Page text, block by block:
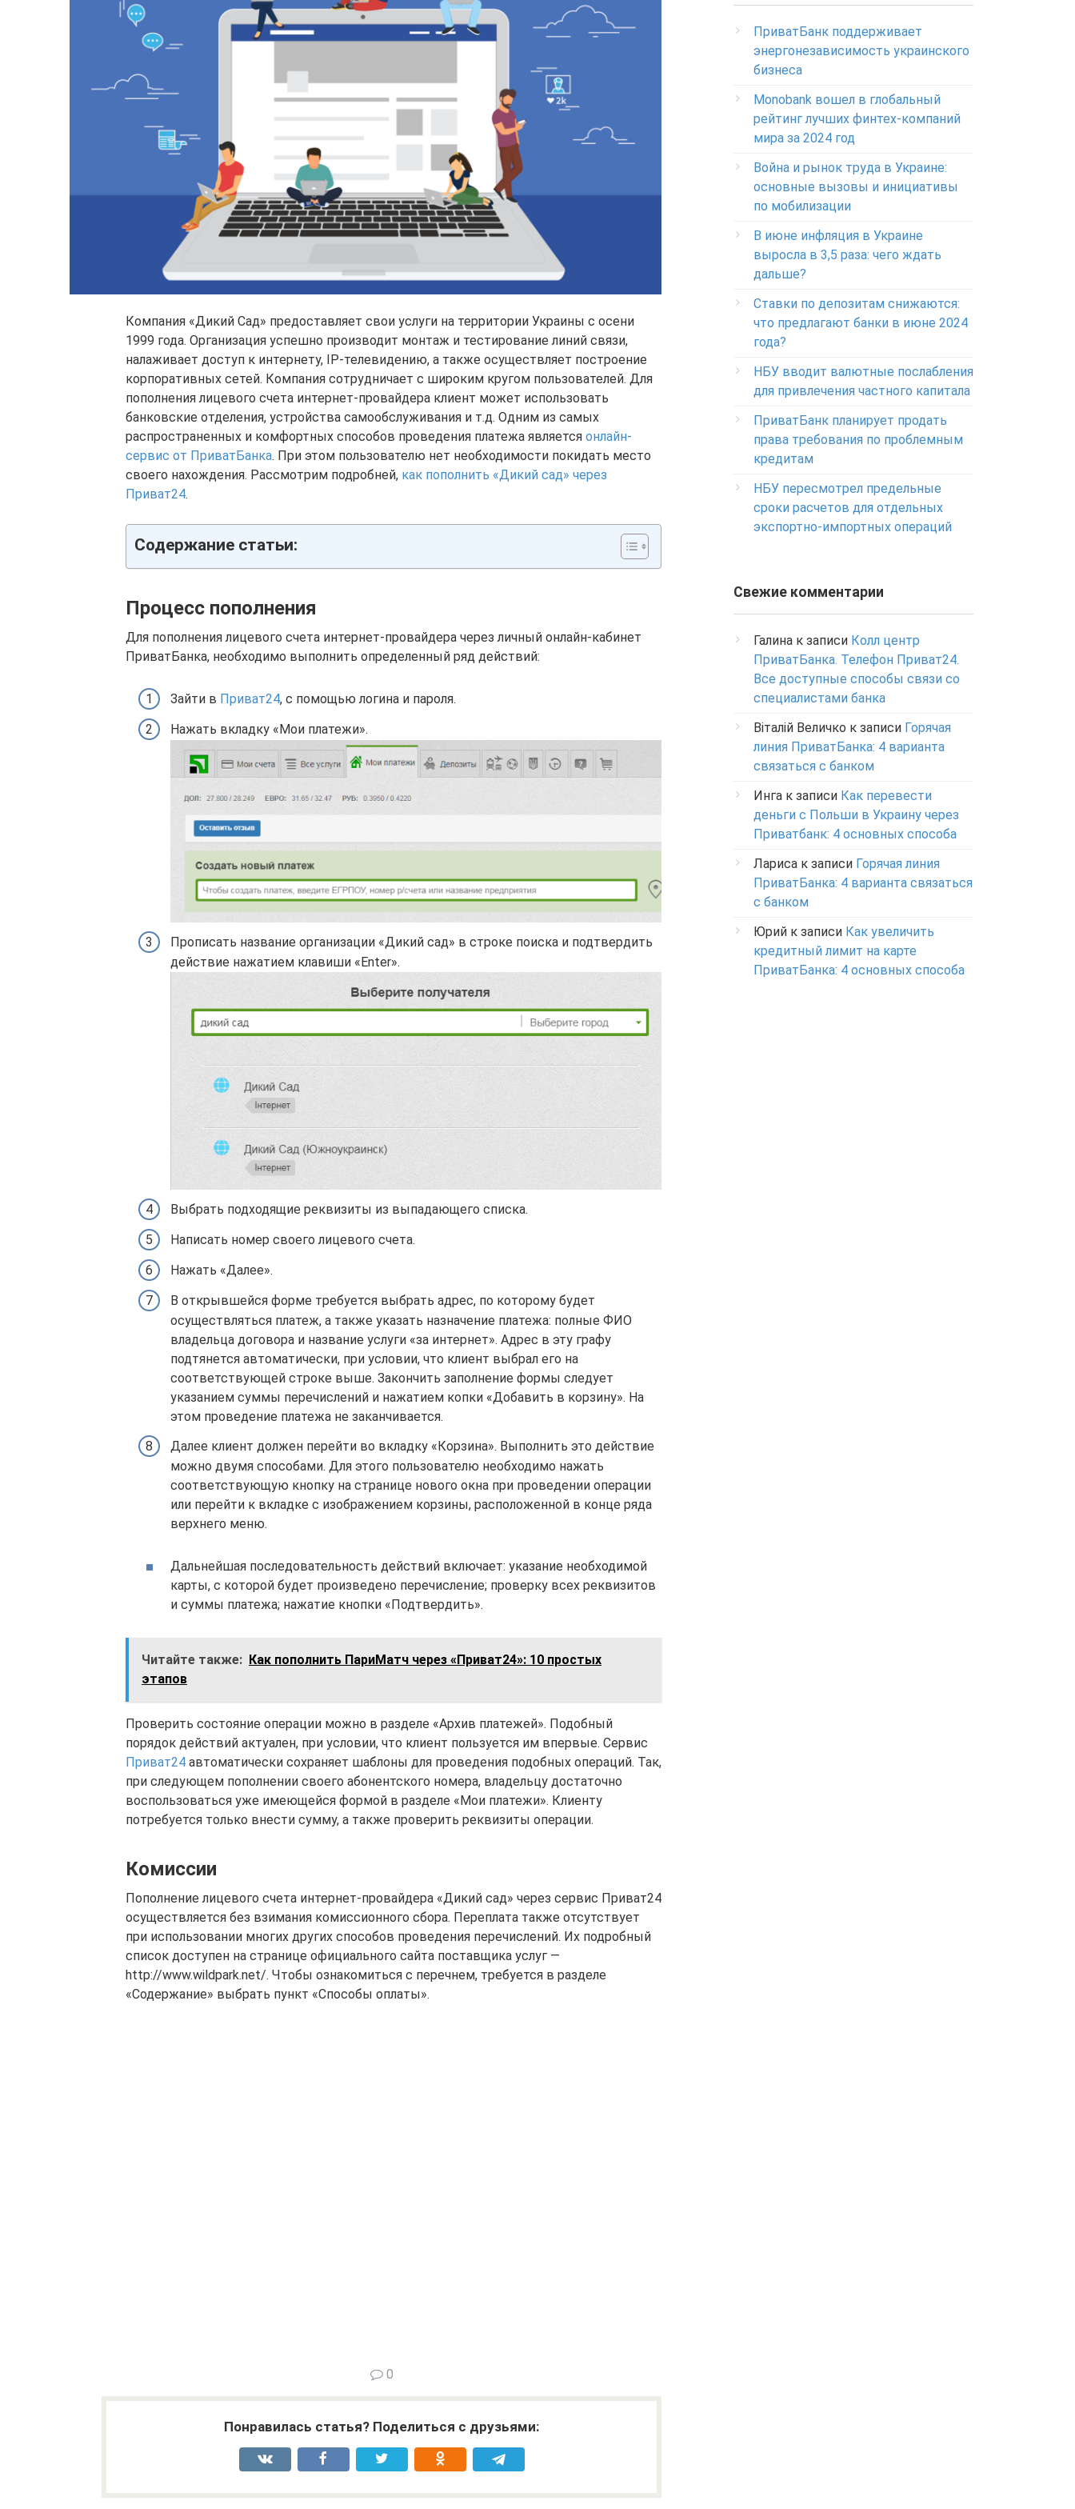
Компания «Дикий Сад» предоставляет свои услуги на территории Украины с осени
1999 года. Организация успешно производит монтаж и тестирование линий связи,
налаживает доступ к интернету, IP-телевидению, а также осуществляет построение
корпоративных сетей. Компания сотрудничает с широким кругом пользователей. Для
пополнения лицевого счета интернет-провайдера клиент может использовать
банковские отделения, устройства самообслуживания и т.д. Одним из самых
распространенных и комфортных способов проведения платежа является онлайн-
сервис от ПриватБанка. При этом пользователю нет необходимости покидать место
своего нахождения. Рассмотрим подробней, как пополнить «Дикий сад» через
Приват24.
Содержание статьи:
Процесс пополнения
Для пополнения лицевого счета интернет-провайдера через личный онлайн-кабинет
ПриватБанка, необходимо выполнить определенный ряд действий:
Зайти в Приват24, с помощью логина и пароля.
Нажать вкладку «Мои платежи».
Прописать название организации «Дикий сад» в строке поиска и подтвердить
действие нажатием клавиши «Enter».
Выбрать подходящие реквизиты из выпадающего списка.
Написать номер своего лицевого счета.
Нажать «Далее».
В открывшейся форме требуется выбрать адрес, по которому будет
осуществляться платеж, а также указать назначение платежа: полные ФИО
владельца договора и название услуги «за интернет». Адрес в эту графу
подтянется автоматически, при условии, что клиент выбрал его на
соответствующей строке выше. Закончить заполнение формы следует
указанием суммы перечислений и нажатием копки «Добавить в корзину». На
этом проведение платежа не заканчивается.
Далее клиент должен перейти во вкладку «Корзина». Выполнить это действие
можно двумя способами. Для этого пользователю необходимо нажать
соответствующую кнопку на странице нового окна при проведении операции
или перейти к вкладке с изображением корзины, расположенной в конце ряда
верхнего меню.
Дальнейшая последовательность действий включает: указание необходимой
карты, с которой будет произведено перечисление; проверку всех реквизитов
и суммы платежа; нажатие кнопки «Подтвердить».
Читайте также: Как пополнить ПариМатч через «Приват24»: 10 простых
этапов
Проверить состояние операции можно в разделе «Архив платежей». Подобный
порядок действий актуален, при условии, что клиент пользуется им впервые. Сервис
Приват24 автоматически сохраняет шаблоны для проведения подобных операций. Так,
при следующем пополнении своего абонентского номера, владельцу достаточно
воспользоваться уже имеющейся формой в разделе «Мои платежи». Клиенту
потребуется только внести сумму, а также проверить реквизиты операции.
Комиссии
Пополнение лицевого счета интернет-провайдера «Дикий сад» через сервис Приват24
осуществляется без взимания комиссионного сбора. Переплата также отсутствует
при использовании многих других способов проведения перечислений. Их подробный
список доступен на странице официального сайта поставщика услуг —
http://www.wildpark.net/. Чтобы ознакомиться с перечнем, требуется в разделе
«Содержание» выбрать пункт «Способы оплаты».
0
Понравилась статья? Поделиться с друзьями:
Телефон для звонков из-за рубежа
+38-056-716-11-31
корпоративных клиентов ПриватБанка
Колл центр: 3700
Круглосуточный телефон поддержки
VIP­-клиентов ПриватБанка
+38-056-716-12-12
+38-073-900-00-02
Круглосуточный телефон поддержки
владельцев карт класса GOLD
0-800-504-707
Круглосуточный телефон поддержки
обслуживания POS-­терминалов
0-800-500-030
Изменение ПИН-кода карты
0-800-500-804
ПриватБанк поддерживает
энергонезависимость украинского
бизнеса
Monobank вошел в глобальный
рейтинг лучших финтех-компаний
мира за 2024 год
Война и рынок труда в Украине:
основные вызовы и инициативы
по мобилизации
В июне инфляция в Украине
выросла в 3,5 раза: чего ждать
дальше?
Ставки по депозитам снижаются:
что предлагают банки в июне 2024
года?
НБУ вводит валютные послабления
для привлечения частного капитала
ПриватБанк планирует продать
права требования по проблемным
кредитам
НБУ пересмотрел предельные
сроки расчетов для отдельных
экспортно-импортных операций
Свежие комментарии
Галина к записи Колл центр
ПриватБанка. Телефон Приват24.
Все доступные способы связи со
специалистами банка
Віталій Величко к записи Горячая
линия ПриватБанка: 4 варианта
связаться с банком
Инга к записи Как перевести
деньги с Польши в Украину через
Приватбанк: 4 основных способа
Лариса к записи Горячая линия
ПриватБанка: 4 варианта связаться
с банком
Юрий к записи Как увеличить
кредитный лимит на карте
ПриватБанка: 4 основных способа